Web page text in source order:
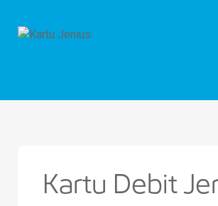
Kartu Debit